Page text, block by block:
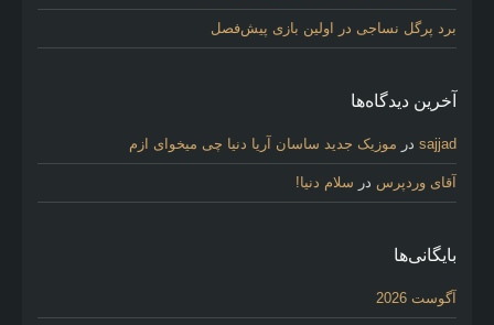
برد پرگل نساجی در اولین بازی پیش‌فصل
آخرین دیدگاه‌ها
sajjad در موزیک جدید ساسان آریا دنیا چی میخوای ازم
آقای وردپرس در سلام دنیا!
بایگانی‌ها
آگوست 2026